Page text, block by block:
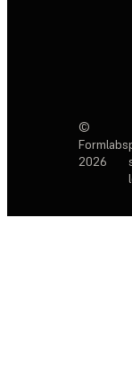
©
Formlabs
2026